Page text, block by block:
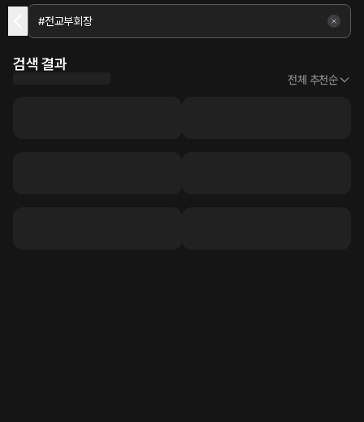
검색 결과
전체 추천순